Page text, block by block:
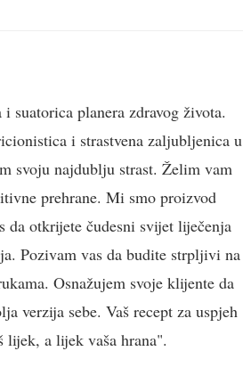
suatorica planera zdravog života.
i strastvena zaljubljenica u
svoju najdublju strast. Želim vam
prehrane. Mi smo proizvod
da otkrijete čudesni svijet liječenja
Pozivam vas da budite strpljivi na
Osnažujem svoje klijente da
verzija sebe. Vaš recept za uspjeh
lijek, a lijek vaša hrana".